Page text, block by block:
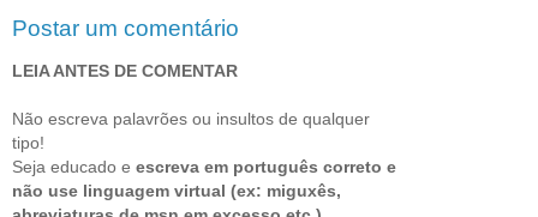
Postar um comentário
LEIA ANTES DE COMENTAR
Não escreva palavrões ou insultos de qualquer
tipo!
Seja educado e escreva em português correto e
não use linguagem virtual (ex: miguxês,